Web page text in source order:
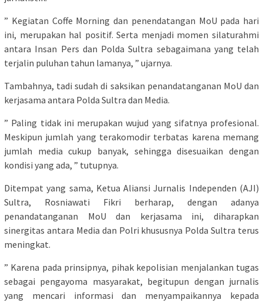
” Kegiatan Coffe Morning dan penendatangan MoU pada hari
ini, merupakan hal positif. Serta menjadi momen silaturahmi
antara Insan Pers dan Polda Sultra sebagaimana yang telah
terjalin puluhan tahun lamanya, ” ujarnya.
Tambahnya, tadi sudah di saksikan penandatanganan MoU dan
kerjasama antara Polda Sultra dan Media.
” Paling tidak ini merupakan wujud yang sifatnya profesional.
Meskipun jumlah yang terakomodir terbatas karena memang
jumlah media cukup banyak, sehingga disesuaikan dengan
kondisi yang ada, ” tutupnya.
Ditempat yang sama, Ketua Aliansi Jurnalis Independen (AJI)
Sultra, Rosniawati Fikri berharap, dengan adanya
penandatanganan MoU dan kerjasama ini, diharapkan
sinergitas antara Media dan Polri khususnya Polda Sultra terus
meningkat.
” Karena pada prinsipnya, pihak kepolisian menjalankan tugas
sebagai pengayoma masyarakat, begitupun dengan jurnalis
yang mencari informasi dan menyampaikannya kepada